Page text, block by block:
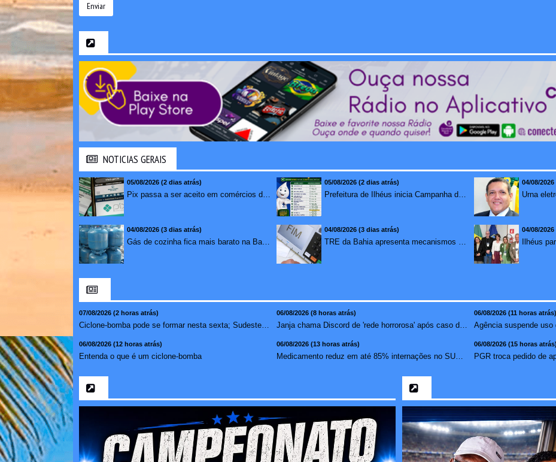
Enviar
NOTICIAS GERAIS
05/08/2026 (2 dias atrás) 05/08/2026 (2 dias atrás) 04/08/
04/08/2026 (3 dias atrás) 04/08/2026 (3 dias atrás) 04/08/
07/08/2026 (2 horas atrás) 06/08/2026 (8 horas atrás) 06/08/2026 (11 horas atrás)
06/08/2026 (12 horas atrás)
Entenda o que é um ciclone-bomba
06/08/2026 (13 horas atrás) 06/08/2026 (15 horas atrás)